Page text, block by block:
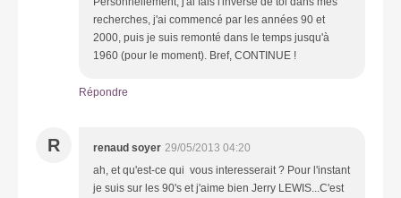
recherches, j'ai commencé par les années 90 et
2000, puis je suis remonté dans le temps jusqu'à
1960 (pour le moment). Bref, CONTINUE !
Répondre
R renaud soyer 29/05/2013 04:20
ah, et qu'est-ce qui vous interesserait ? Pour l'instant
je suis sur les 90's et j'aime bien Jerry LEWIS...C'est